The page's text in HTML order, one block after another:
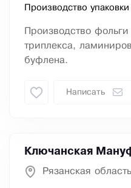
Производство упаковки
Производство
триплекса,
буфлена.
Написать
Ключанская
Рязанская